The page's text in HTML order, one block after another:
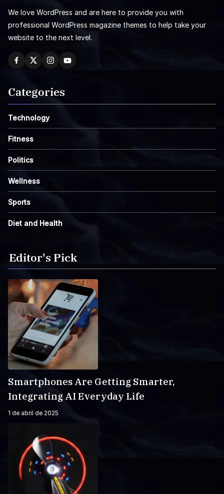
We love WordPress and are here to provide you with
professional WordPress magazine themes to help take your
website to the next level.
Categories
Technology
Fitness
Politics
Wellness
Sports
Diet and Health
Editor's Pick
Smartphones Are Getting Smarter,
Integrating AI Everyday Life
1 de abril de 2025